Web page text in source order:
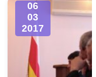
06
03
2017